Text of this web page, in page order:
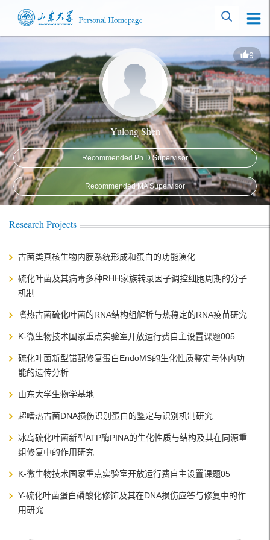
9
Yulong Shen
Recommended Ph.D.Supervisor
Recommended MA Supervisor
Research Projects
古菌类真核生物内膜系统形成和蛋白的功能演化
硫化叶菌及其病毒多种RHH家族转录因子调控细胞周期的分子
机制
嗜热古菌硫化叶菌的RNA结构组解析与热稳定的RNA疫苗研究
K-微生物技术国家重点实验室开放运行费自主设置课题005
硫化叶菌新型错配修复蛋白EndoMS的生化性质鉴定与体内功
能的遗传分析
山东大学生物学基地
超嗜热古菌DNA损伤识别蛋白的鉴定与识别机制研究
冰岛硫化叶菌新型ATP酶PINA的生化性质与结构及其在同源重
组修复中的作用研究
K-微生物技术国家重点实验室开放运行费自主设置课题05
Y-硫化叶菌蛋白磷酸化修饰及其在DNA损伤应答与修复中的作
用研究